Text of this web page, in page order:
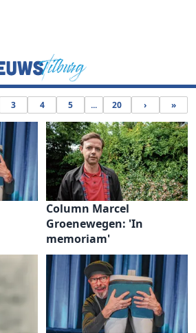
3 4 5 ... 20 › »
Column Marcel
Groenewegen: 'In
memoriam'